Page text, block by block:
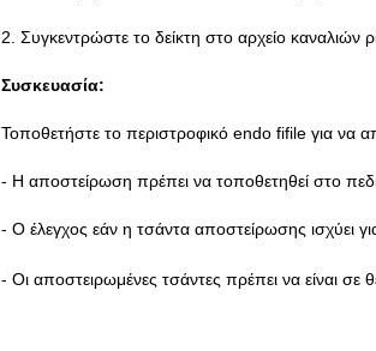
2. Συγκεντρώστε το δείκτη στο αρχείο καναλιών
Συσκευασία:
Τοποθετήστε το περιστροφικό endo fifile για να
- Η αποστείρωση πρέπει να τοποθετηθεί στο
- Ο έλεγχος εάν η τσάντα αποστείρωσης ισχύει
- Οι αποστειρωμένες τσάντες πρέπει να είναι